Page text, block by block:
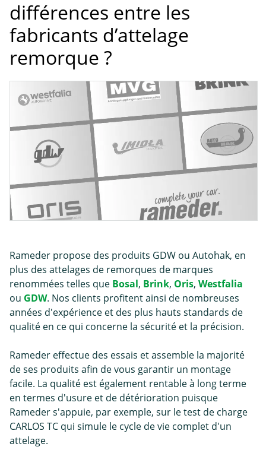
différences entre les
fabricants d’attelage
remorque ?
Rameder propose des produits GDW ou Autohak, en
plus des attelages de remorques de marques
renommées telles que Bosal, Brink, Oris, Westfalia
ou GDW. Nos clients profitent ainsi de nombreuses
années d'expérience et des plus hauts standards de
qualité en ce qui concerne la sécurité et la précision.
Rameder effectue des essais et assemble la majorité
de ses produits afin de vous garantir un montage
facile. La qualité est également rentable à long terme
en termes d'usure et de détérioration puisque
Rameder s'appuie, par exemple, sur le test de charge
CARLOS TC qui simule le cycle de vie complet d'un
attelage.